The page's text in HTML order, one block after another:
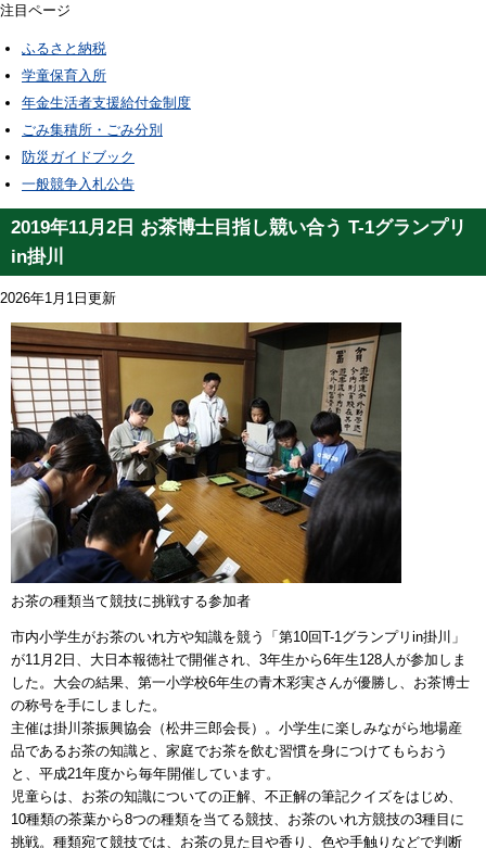
注目ページ
ふるさと納税
学童保育入所
年金生活者支援給付金制度
ごみ集積所・ごみ分別
防災ガイドブック
一般競争入札公告
2019年11月2日 お茶博士目指し競い合う T-1グランプリ
in掛川
2026年1月1日更新
お茶の種類当て競技に挑戦する参加者
市内小学生がお茶のいれ方や知識を競う「第10回T-1グランプリin掛川」
が11月2日、大日本報徳社で開催され、3年生から6年生128人が参加しま
した。大会の結果、第一小学校6年生の青木彩実さんが優勝し、お茶博士
の称号を手にしました。
主催は掛川茶振興協会（松井三郎会長）。小学生に楽しみながら地場産
品であるお茶の知識と、家庭でお茶を飲む習慣を身につけてもらおう
と、平成21年度から毎年開催しています。
児童らは、お茶の知識についての正解、不正解の筆記クイズをはじめ、
10種類の茶葉から8つの種類を当てる競技、お茶のいれ方競技の3種目に
挑戦。種類宛て競技では、お茶の見た目や香り、色や手触りなどで判断